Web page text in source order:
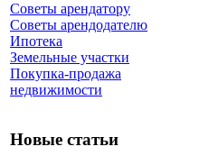
Советы арендатору
Советы арендодателю
Ипотека
Земельные участки
Покупка-продажа
недвижимости
Новые статьи